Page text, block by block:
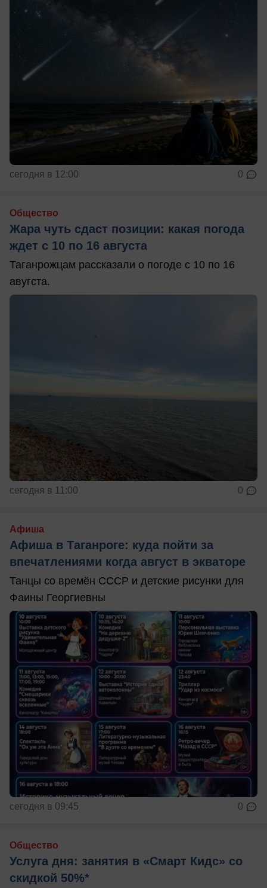
сегодня в 12:00 0
Общество
Жара чуть сдаст позиции: какая погода
ждет с 10 по 16 августа
Таганрожцам рассказали о погоде с 10 по 16
авугста.
сегодня в 11:00 0
Афиша
Афиша в Таганроге: куда пойти за
впечатлениями когда август в экваторе
Танцы со времён СССР и детские рисунки для
Фаины Георгиевны
сегодня в 09:45 0
Общество
Услуга дня: занятия в «Смарт Кидс» со
скидкой 50%*